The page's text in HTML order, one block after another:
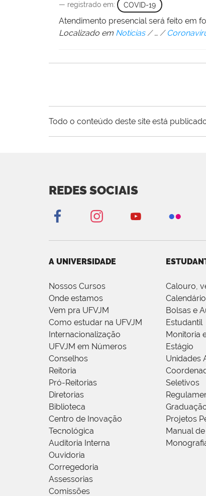
— registrado em: COVID-19
Atendimento presencial será feito em
Localizado em Notícias /…/
Todo o conteúdo deste site está
REDES SOCIAIS
A UNIVERSIDADE
Nossos Cursos
Onde estamos
Vem pra UFVJM
Como estudar na UFVJM
Internacionalização
UFVJM em Números
Conselhos
Reitoria
Pró-Reitorias
Diretorias
Biblioteca
Centro de Inovação
Tecnológica
Auditoria Interna
Ouvidoria
Corregedoria
Assessorias
Comissões
Calouro,
Bolsas e
Estudantil
Monitoria
Estágio
Unidades
Seletivos
Projetos
Manual